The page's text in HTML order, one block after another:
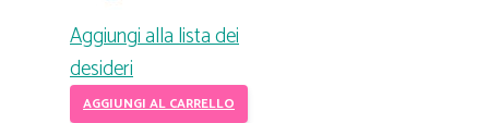
Aggiungi alla lista dei
desideri
AGGIUNGI AL CARRELLO